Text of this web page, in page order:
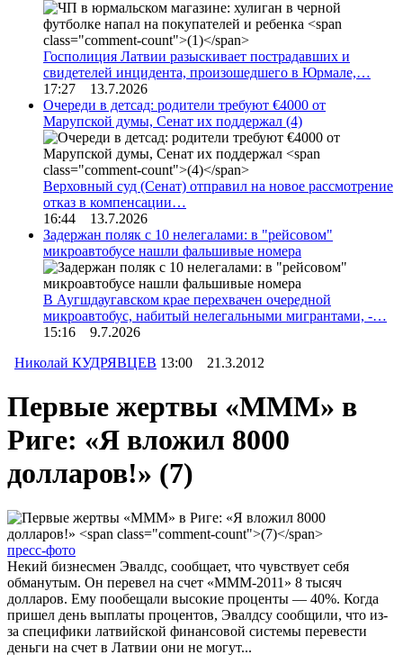
Госполиция Латвии разыскивает пострадавших и
свидетелей инцидента, произошедшего в Юрмале,…
17:27 13.7.2026
Очереди в детсад: родители требуют €4000 от
Марупской думы, Сенат их поддержал (4)
Верховный суд (Сенат) отправил на новое рассмотрение
отказ в компенсации…
16:44 13.7.2026
Задержан поляк с 10 нелегалами: в "рейсовом"
микроавтобусе нашли фальшивые номера
В Аугшдаугавском крае перехвачен очередной
микроавтобус, набитый нелегальными мигрантами, -…
15:16 9.7.2026
Николай КУДРЯВЦЕВ 13:00 21.3.2012
Первые жертвы «МММ» в
Риге: «Я вложил 8000
долларов!» (7)
пресс-фото
Некий бизнесмен Эвалдс, сообщает, что чувствует себя
обманутым. Он перевел на счет «MMM-2011» 8 тысяч
долларов. Ему пообещали высокие проценты — 40%. Когда
пришел день выплаты процентов, Эвалдсу сообщили, что из-
за специфики латвийской финансовой системы перевести
деньги на счет в Латвии они не могут...